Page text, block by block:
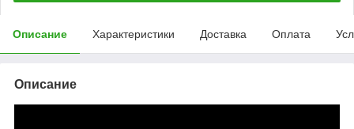
Описание Характеристики Доставка Оплата
Описание